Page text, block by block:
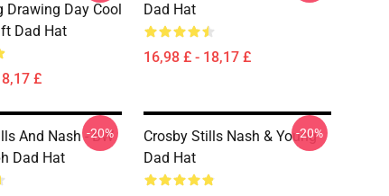
Drawing Day Cool
Dad Hat
£
Dad Hat
16,98 £ - 18,17 £
And Nash - BW
Dad Hat
-20%
Crosby Stills Nash & Young
Dad Hat
-20%